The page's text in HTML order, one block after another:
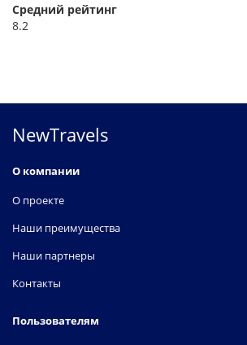
Средний рейтинг
8.2
NewTravels
О компании
О проекте
Наши преимущества
Наши партнеры
Контакты
Пользователям